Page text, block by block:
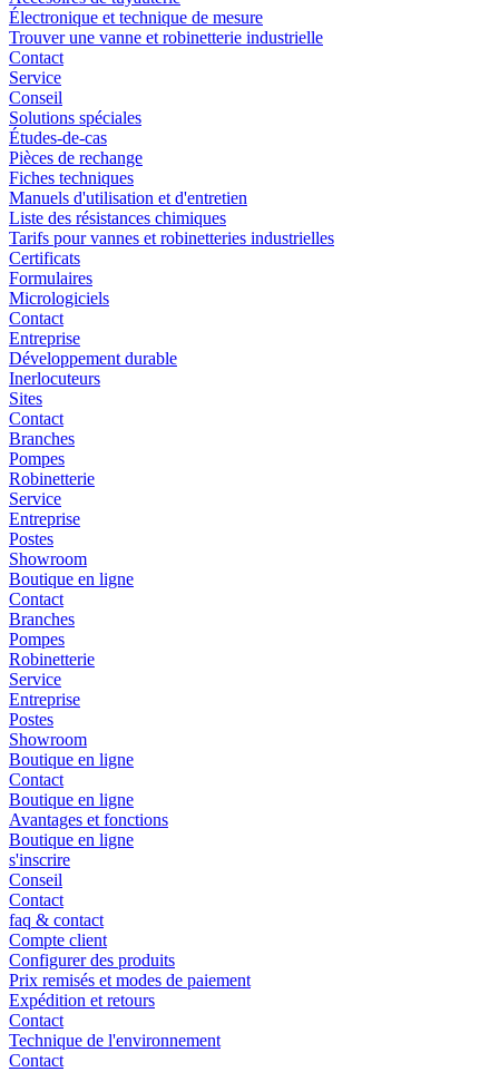
Électronique et technique de mesure
Trouver une vanne et robinetterie industrielle
Contact
Service
Conseil
Solutions spéciales
Études-de-cas
Pièces de rechange
Fiches techniques
Manuels d'utilisation et d'entretien
Liste des résistances chimiques
Tarifs pour vannes et robinetteries industrielles
Certificats
Formulaires
Micrologiciels
Contact
Entreprise
Développement durable
Inerlocuteurs
Sites
Contact
Branches
Pompes
Robinetterie
Service
Entreprise
Postes
Showroom
Boutique en ligne
Contact
Branches
Pompes
Robinetterie
Service
Entreprise
Postes
Showroom
Boutique en ligne
Contact
Boutique en ligne
Avantages et fonctions
Boutique en ligne
s'inscrire
Conseil
Contact
faq & contact
Compte client
Configurer des produits
Prix remisés et modes de paiement
Expédition et retours
Contact
Technique de l'environnement
Contact